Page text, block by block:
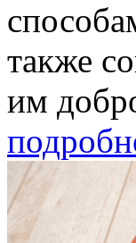
также
им